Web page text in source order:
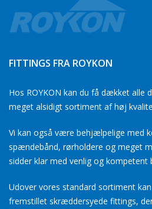
FITTINGS FRA ROYKON
Hos ROYKON kan du få dækket alle
meget alsidigt sortiment af høj
Vi kan også være behjælpelige med
spændebånd, rørholdere og meget
sidder klar med venlig og kompetent
Udover vores standard sortiment
fremstillet skræddersyede fittings,